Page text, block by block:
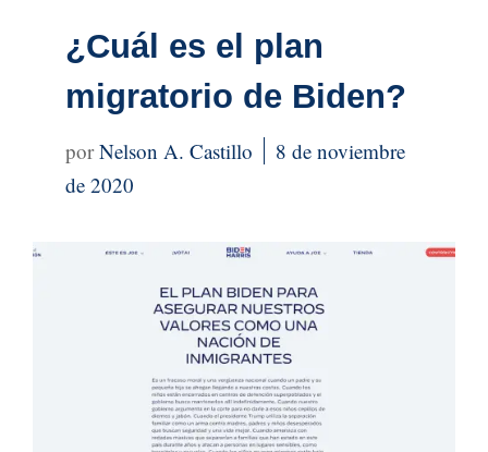
¿Cuál es el plan
migratorio de Biden?
Nelson A. Castillo
8 de noviembre
de 2020